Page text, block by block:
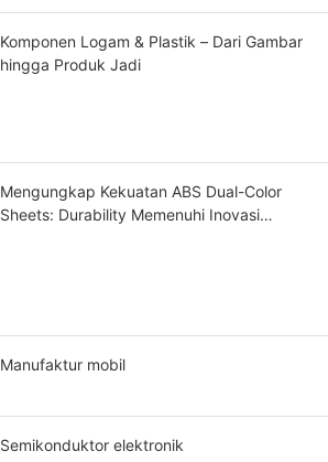
Komponen Logam & Plastik – Dari Gambar
hingga Produk Jadi
Mengungkap Kekuatan ABS Dual-Color
Sheets: Durability Memenuhi Inovasi
Manufaktur mobil
Semikonduktor elektronik